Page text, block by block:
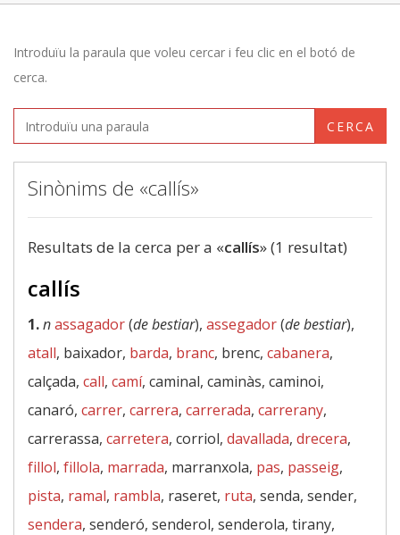
Introduïu la paraula que voleu cercar i feu clic en el botó de
cerca.
CERCA
Sinònims de «callís»
Resultats de la cerca per a «callís» (1 resultat)
callís
1.nassagador(de bestiar), assegador(de bestiar),
atall, baixador, barda, branc, brenc, cabanera,
calçada, call, camí, caminal, caminàs, caminoi,
canaró, carrer, carrera, carrerada, carrerany,
carrerassa, carretera, corriol, davallada, drecera,
fillol, fillola, marrada, marranxola, pas, passeig,
pista, ramal, rambla, raseret, ruta, senda, sender,
sendera, senderó, senderol, senderola, tirany,